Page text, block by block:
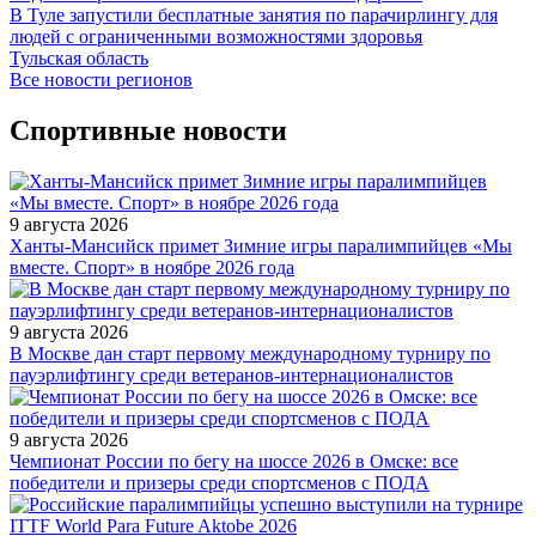
В Туле запустили бесплатные занятия по парачирлингу для
людей с ограниченными возможностями здоровья
Тульская область
Все новости регионов
Спортивные новости
9 августа 2026
Ханты-Мансийск примет Зимние игры паралимпийцев «Мы
вместе. Спорт» в ноябре 2026 года
9 августа 2026
В Москве дан старт первому международному турниру по
пауэрлифтингу среди ветеранов-интернационалистов
9 августа 2026
Чемпионат России по бегу на шоссе 2026 в Омске: все
победители и призеры среди спортсменов с ПОДА